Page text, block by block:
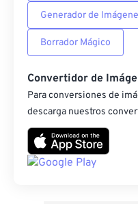
Generador de
Borrador Mágico
Convertidor de
Para conversiones de
descarga nuestros